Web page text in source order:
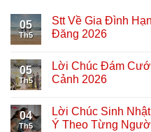
05
Th5
Stt Về Gia Đình
Đăng 2026
05
Th5
Lời Chúc Đám
Cảnh 2026
04
Th5
Lời Chúc Sinh
Ý Theo Từng